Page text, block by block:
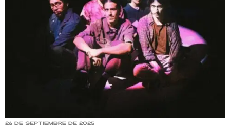
26 de septiembre de 2025